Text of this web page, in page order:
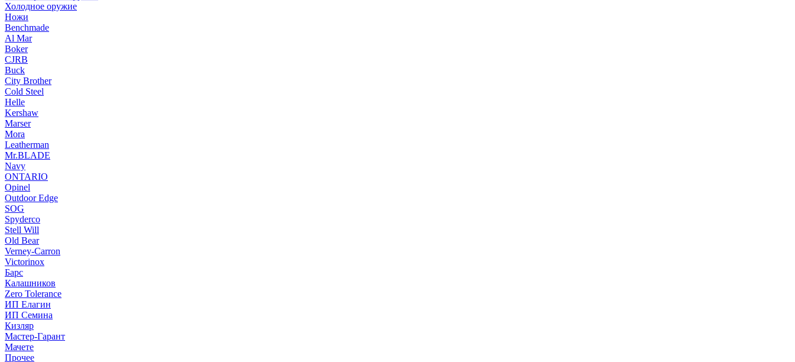
Холодное оружие
Ножи
Benchmade
Al Mar
Boker
CJRB
Buck
City Brother
Cold Steel
Helle
Kershaw
Marser
Mora
Leatherman
Mr.BLADE
Navy
ONTARIO
Opinel
Outdoor Edge
SOG
Spyderco
Stell Will
Old Bear
Verney-Carron
Victorinox
Барс
Калашников
Zero Tolerance
ИП Елагин
ИП Семина
Кизляр
Мастер-Гарант
Мачете
Прочее